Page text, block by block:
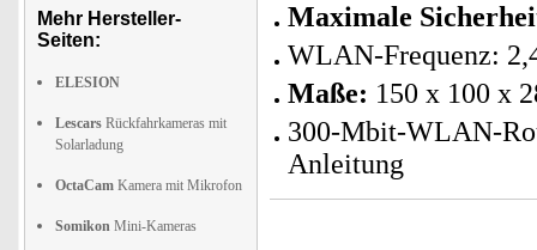
Mehr Hersteller-
Seiten:
ELESION
Lescars Rückfahrkameras mit
Solarladung
OctaCam Kamera mit Mikrofon
Somikon Mini-Kameras
Maximale
WLAN-Frequenz:
Maße: 150 x 100 x
300-Mbit-WLAN-
Anleitung